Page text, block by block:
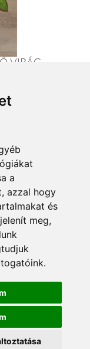
a
azzal hogy
és
meg,
VIRÁG